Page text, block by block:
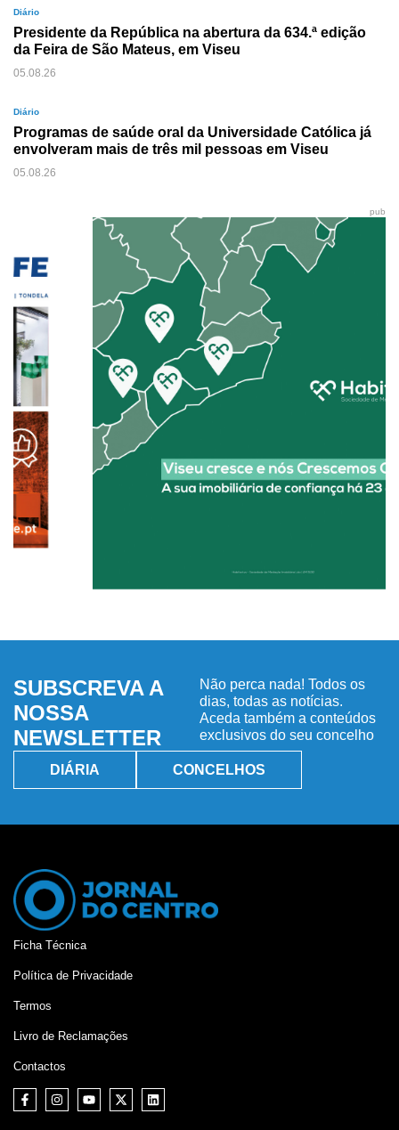
Diário
Presidente da República na abertura da 634.ª edição
da Feira de São Mateus, em Viseu
05.08.26
Diário
Programas de saúde oral da Universidade Católica já
envolveram mais de três mil pessoas em Viseu
05.08.26
pub
SUBSCREVA A
NOSSA
NEWSLETTER
Não perca nada! Todos os
dias, todas as notícias.
Aceda também a conteúdos
exclusivos do seu concelho
DIÁRIA CONCELHOS
Ficha Técnica
Política de Privacidade
Termos
Livro de Reclamações
Contactos